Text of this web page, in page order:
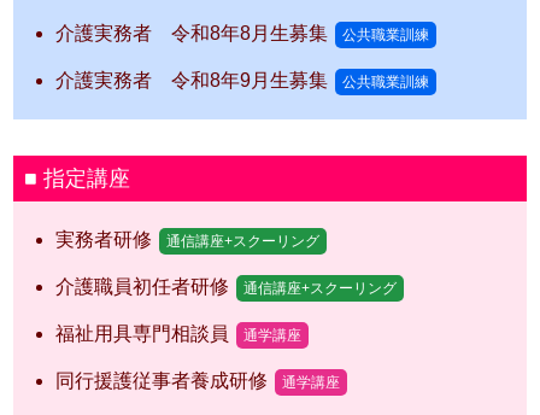
介護実務者 令和8年8月生募集 公共職業訓練
介護実務者 令和8年9月生募集 公共職業訓練
指定講座
実務者研修 通信講座+スクーリング
介護職員初任者研修 通信講座+スクーリング
福祉用具専門相談員 通学講座
同行援護従事者養成研修 通学講座